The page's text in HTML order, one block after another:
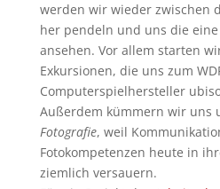
werden wir wieder zwischen
her pendeln und uns die
ansehen. Vor allem starten
Exkursionen, die uns zum
Computerspielhersteller
Außerdem kümmern wir uns
Fotografie, weil
Fotokompetenzen heute in
ziemlich versauern.